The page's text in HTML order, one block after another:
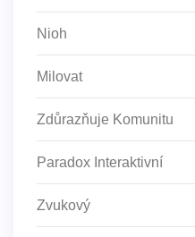
Nioh
Milovat
Zdůrazňuje Komunitu
Paradox Interaktivní
Zvukový